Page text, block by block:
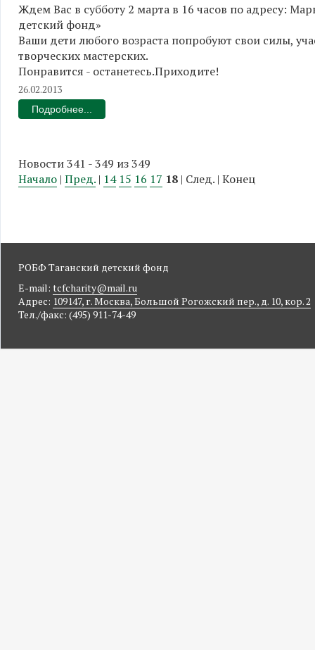
Ждем Вас в субботу 2 марта в 16 часов по адресу:
детский фонд»
Ваши дети любого возраста попробуют свои силы,
творческих мастерских.
Понравится - останетесь.Приходите!
26.02.2013
Подробнее...
Новости 341 - 349 из 349
Начало | Пред. | 14 15 16 17 18 | След. | Конец
РОБФ Таганский детский фонд
E-mail: tcfcharity@mail.ru
Адрес: 109147, г. Москва, Большой Рогожский пер., д. 10, кор. 2
Тел./факс: (495) 911-74-49